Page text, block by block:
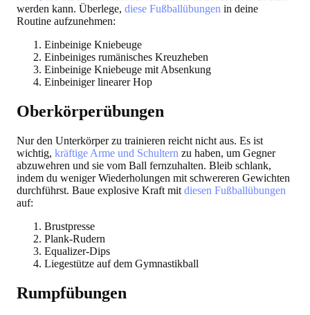
werden kann. Überlege, diese Fußballübungen in deine
Routine aufzunehmen:
Einbeinige Kniebeuge
Einbeiniges rumänisches Kreuzheben
Einbeinige Kniebeuge mit Absenkung
Einbeiniger linearer Hop
Oberkörperübungen
Nur den Unterkörper zu trainieren reicht nicht aus. Es ist
wichtig, kräftige Arme und Schultern zu haben, um Gegner
abzuwehren und sie vom Ball fernzuhalten. Bleib schlank,
indem du weniger Wiederholungen mit schwereren Gewichten
durchführst. Baue explosive Kraft mit diesen Fußballübungen
auf:
Brustpresse
Plank-Rudern
Equalizer-Dips
Liegestütze auf dem Gymnastikball
Rumpfübungen